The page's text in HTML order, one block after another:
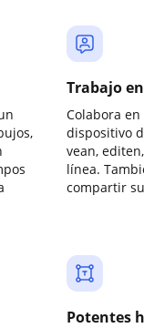
Trabajo
Colabora
dispositivo
vean,
línea.
compartir
Potentes